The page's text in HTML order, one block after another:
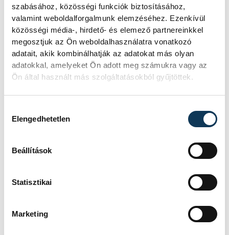
szabásához, közösségi funkciók biztosításához,
valamint weboldalforgalmunk elemzéséhez. Ezenkívül
közösségi média-, hirdető- és elemező partnereinkkel
megosztjuk az Ön weboldalhasználatra vonatkozó
adatait, akik kombinálhatják az adatokat más olyan
adatokkal, amelyeket Ön adott meg számukra vagy az
Ön által használt más szolgáltatásokból gyűjtöttek.
Elengedhetetlen
Beállítások
Statisztikai
Marketing